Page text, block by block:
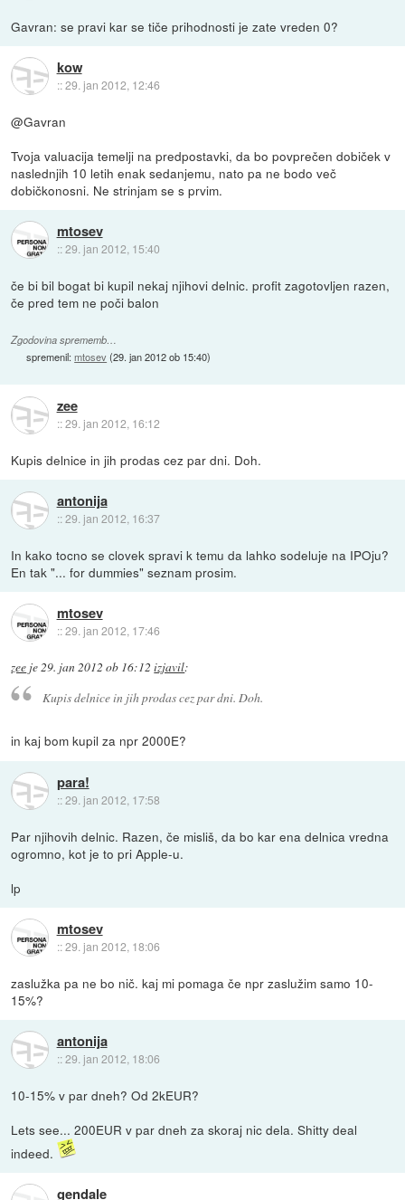
Gavran: se pravi kar se tiče prihodnosti je zate vreden 0?
kow
::29. jan 2012, 12:46
@Gavran
Tvoja valuacija temelji na predpostavki, da bo povprečen dobiček v
naslednjih 10 letih enak sedanjemu, nato pa ne bodo več
dobičkonosni. Ne strinjam se s prvim.
mtosev
::29. jan 2012, 15:40
če bi bil bogat bi kupil nekaj njihovi delnic. profit zagotovljen razen,
če pred tem ne poči balon
Zgodovina sprememb…
spremenil:mtosev(29. jan 2012 ob 15:40)
zee
::29. jan 2012, 16:12
Kupis delnice in jih prodas cez par dni. Doh.
antonija
::29. jan 2012, 16:37
In kako tocno se clovek spravi k temu da lahko sodeluje na IPOju?
En tak "... for dummies" seznam prosim.
mtosev
::29. jan 2012, 17:46
zee je29. jan 2012 ob 16:12 izjavil:
Kupis delnice in jih prodas cez par dni. Doh.
in kaj bom kupil za npr 2000E?
para!
::29. jan 2012, 17:58
Par njihovih delnic. Razen, če misliš, da bo kar ena delnica vredna
ogromno, kot je to pri Apple-u.
lp
mtosev
::29. jan 2012, 18:06
zaslužka pa ne bo nič. kaj mi pomaga če npr zaslužim samo 10-
15%?
antonija
::29. jan 2012, 18:06
10-15% v par dneh? Od 2kEUR?
Lets see... 200EUR v par dneh za skoraj nic dela. Shitty deal
indeed.
gendale